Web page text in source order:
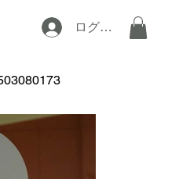
お問い合わせ
ログイン